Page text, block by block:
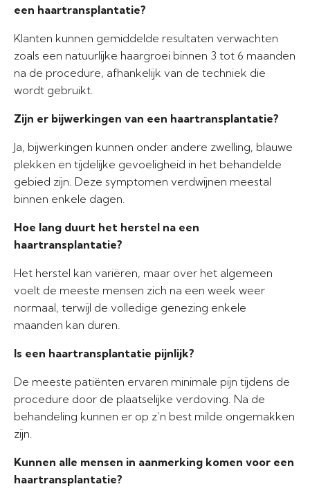
een haartransplantatie?
Klanten kunnen gemiddelde resultaten verwachten
zoals een natuurlijke haargroei binnen 3 tot 6 maanden
na de procedure, afhankelijk van de techniek die
wordt gebruikt.
Zijn er bijwerkingen van een haartransplantatie?
Ja, bijwerkingen kunnen onder andere zwelling, blauwe
plekken en tijdelijke gevoeligheid in het behandelde
gebied zijn. Deze symptomen verdwijnen meestal
binnen enkele dagen.
Hoe lang duurt het herstel na een
haartransplantatie?
Het herstel kan variëren, maar over het algemeen
voelt de meeste mensen zich na een week weer
normaal, terwijl de volledige genezing enkele
maanden kan duren.
Is een haartransplantatie pijnlijk?
De meeste patiënten ervaren minimale pijn tijdens de
procedure door de plaatselijke verdoving. Na de
behandeling kunnen er op z’n best milde ongemakken
zijn.
Kunnen alle mensen in aanmerking komen voor een
haartransplantatie?